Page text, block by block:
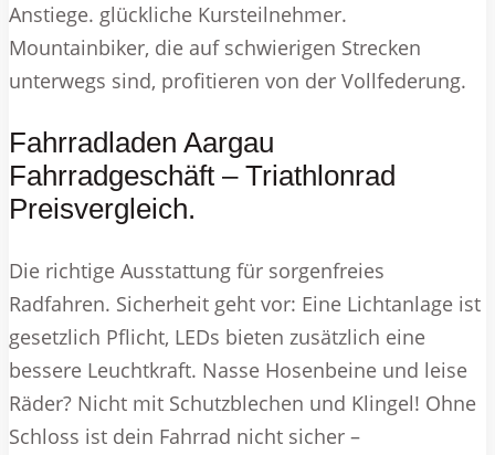
Anstiege. glückliche Kursteilnehmer.
Mountainbiker, die auf schwierigen Strecken
unterwegs sind, profitieren von der Vollfederung.
Fahrradladen Aargau
Fahrradgeschäft – Triathlonrad
Preisvergleich.
Die richtige Ausstattung für sorgenfreies
Radfahren. Sicherheit geht vor: Eine Lichtanlage ist
gesetzlich Pflicht, LEDs bieten zusätzlich eine
bessere Leuchtkraft. Nasse Hosenbeine und leise
Räder? Nicht mit Schutzblechen und Klingel! Ohne
Schloss ist dein Fahrrad nicht sicher –